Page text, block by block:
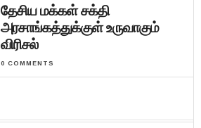
தேசிய மக்கள் சக்தி
அரசாங்கத்துக்குள் உருவாகும்
விரிசல்
0 COMMENTS